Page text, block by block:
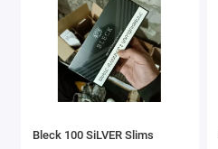
Bleck 100 SiLVER Slims